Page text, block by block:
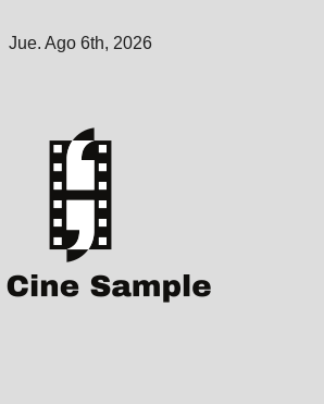
Jue. Ago 6th, 2026